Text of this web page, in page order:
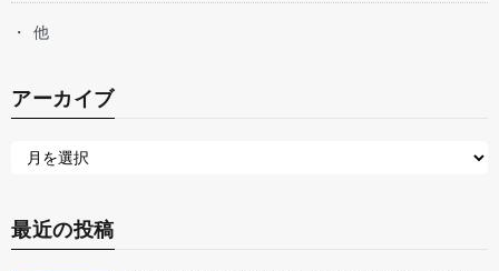
他
アーカイブ
最近の投稿